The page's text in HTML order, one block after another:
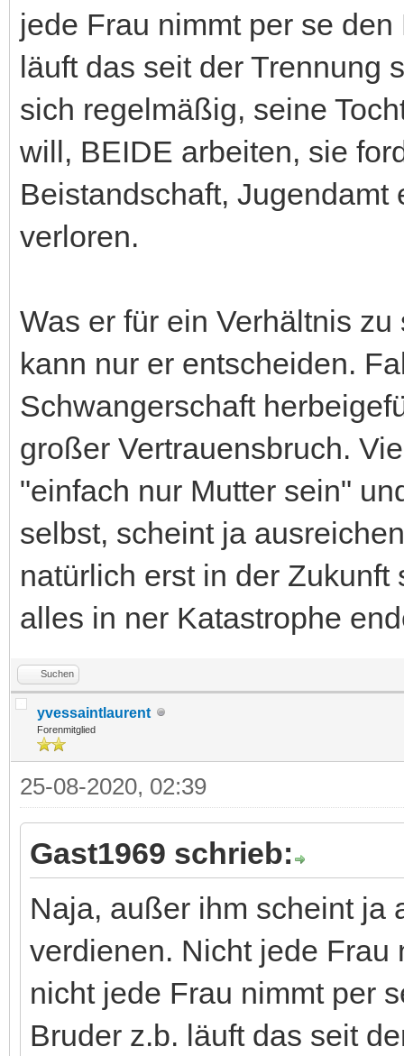
jede Frau nimmt per se
läuft das seit der Trennung
sich regelmäßig, seine
will, BEIDE arbeiten, sie
Beistandschaft, Jugendamt
verloren.
Was er für ein Verhältnis
kann nur er entscheiden.
Schwangerschaft
großer Vertrauensbruch.
"einfach nur Mutter sein"
selbst, scheint ja
natürlich erst in der
alles in ner Katastrophe
Suchen
yvessaintlaurent
Forenmitglied
25-08-2020, 02:39
Gast1969 schrieb:
Naja, außer ihm scheint ja
verdienen. Nicht jede Frau
nicht jede Frau nimmt per
Bruder z.b. läuft das seit